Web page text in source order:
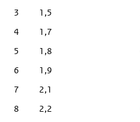
3
1,5
4
1,7
5
1,8
6
1,9
7
2,1
8
2,2